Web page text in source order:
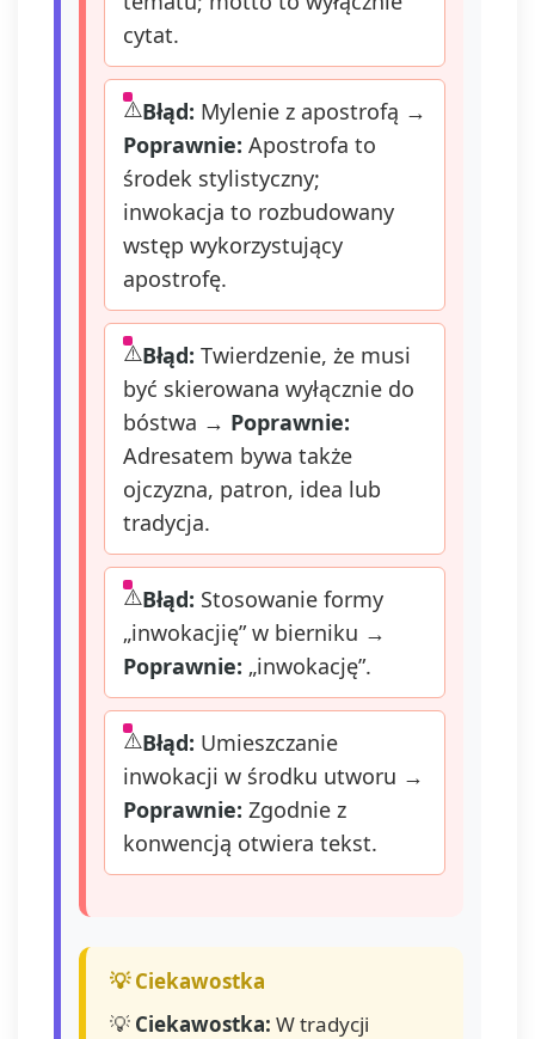
cytat.
Błąd: Mylenie z apostrofą →
Poprawnie: Apostrofa to
środek stylistyczny;
inwokacja to rozbudowany
wstęp wykorzystujący
apostrofę.
Błąd: Twierdzenie, że musi
być skierowana wyłącznie do
bóstwa → Poprawnie:
Adresatem bywa także
ojczyzna, patron, idea lub
tradycja.
Błąd: Stosowanie formy
„inwokacjię” w bierniku →
Poprawnie: „inwokację”.
Błąd: Umieszczanie
inwokacji w środku utworu →
Poprawnie: Zgodnie z
konwencją otwiera tekst.
💡 Ciekawostka: W tradycji